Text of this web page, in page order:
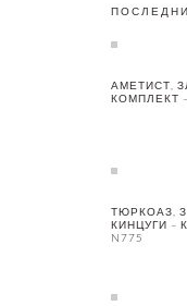
ПОСЛЕДНИ
АМЕТИСТ,
КОМПЛЕКТ
ТЮРКОАЗ,
КИНЦУГИ –
N775